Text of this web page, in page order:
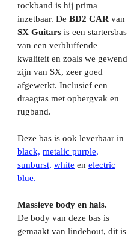
rockband is hij prima
inzetbaar. De BD2 CAR van
SX Guitars is een startersbas
van een verbluffende
kwaliteit en zoals we gewend
zijn van SX, zeer goed
afgewerkt. Inclusief een
draagtas met opbergvak en
rugband.
Deze bas is ook leverbaar in
black, metalic purple,
sunburst, white en electric
blue.
Massieve body en hals.
De body van deze bas is
gemaakt van lindehout, dit is